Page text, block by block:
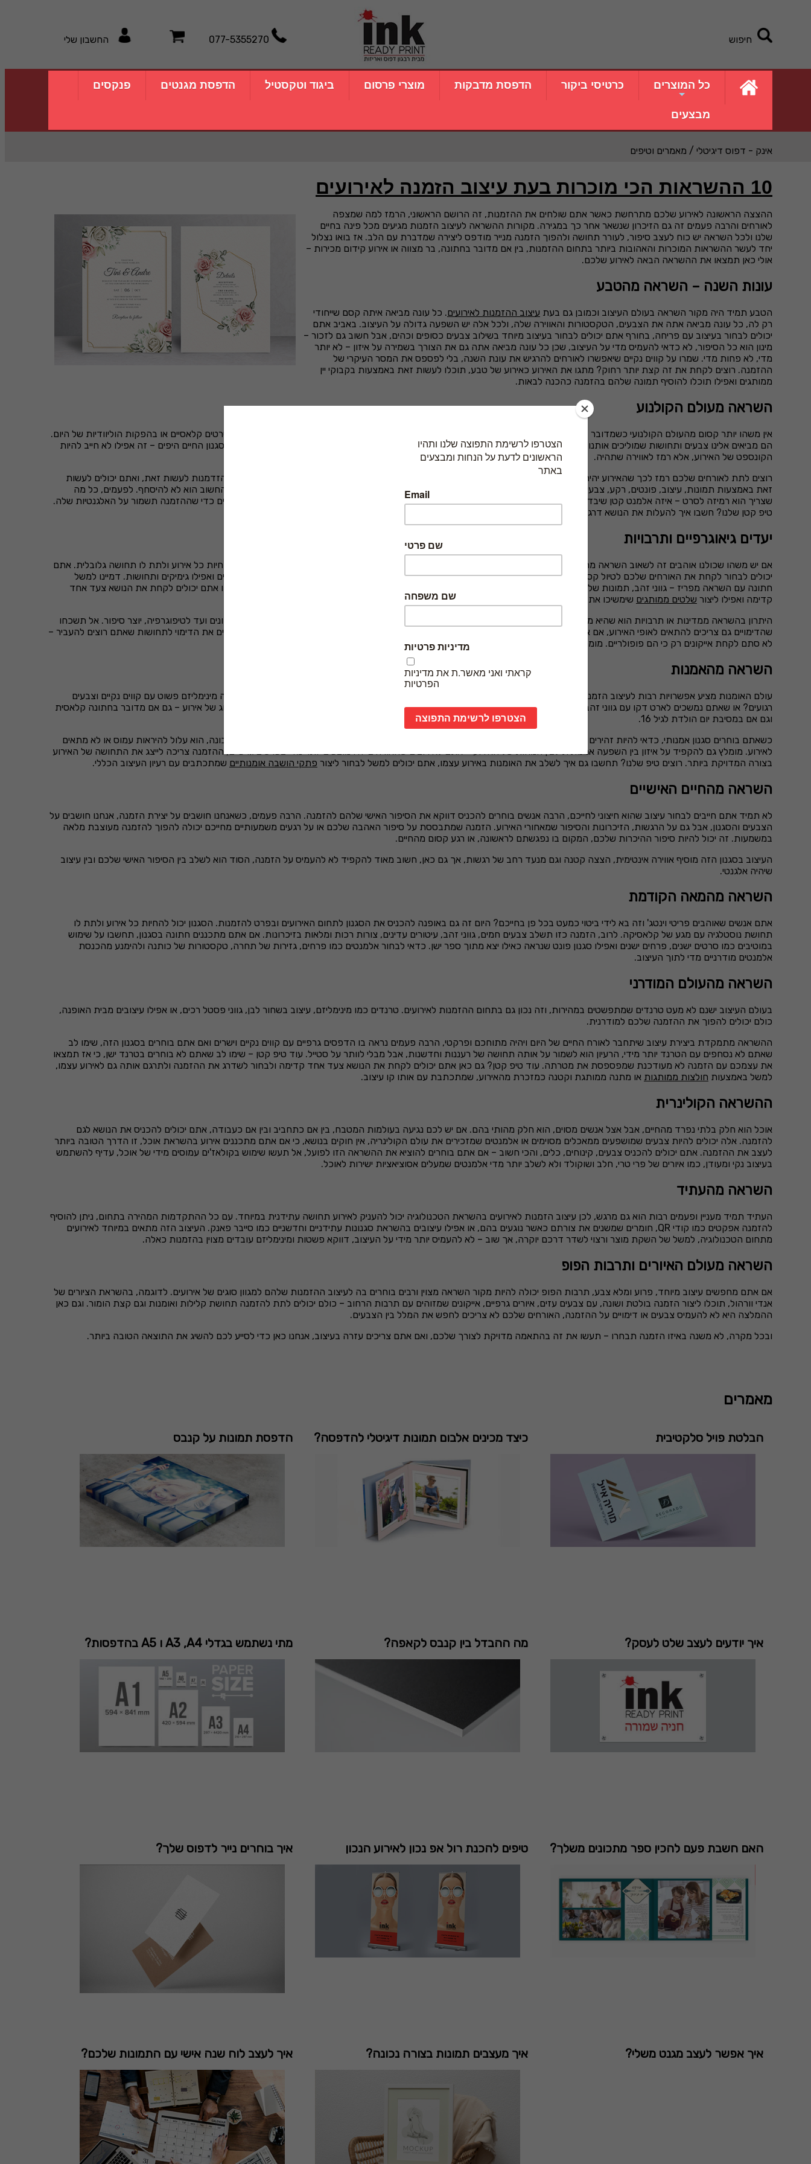
חיפוש 077-5355270 החשבון שלי
כל המוצרים כרטיסי ביקור הדפסת מדבקות מוצרי פרסום ביגוד וטקסטיל הדפסת מגנטים פנקסים
מבצעים
אינק - דפוס דיגיטלי / מאמרים וטיפים
10 ההשראות הכי מוכרות בעת עיצוב הזמנה לאירועים
ההצצה הראשונה לאירוע שלכם מתרחשת כאשר אתם שולחים את ההזמנות, זה הרושם הראשוני, הרמז למה שמצפה
לאורחים והרבה פעמים זה גם הזיכרון שנשאר אחר כך במגירה. מקורות ההשראה לעיצוב הזמנות מגיעים מכל פינה בחיים
שלנו ולכל השראה יש כוח לעצב סיפור, לעורר תחושה ולהפוך הזמנה מנייר מודפס ליצירה שמדברת עם הלב. אז בואו נצלול
יחד לעשר ההשראות המוכרות והאהובות ביותר בתחום ההזמנות, בין אם מדובר בחתונה, בר מצווה או אירוע קידום מכירות –
אולי כאן תמצאו את ההשראה הבאה לאירוע שלכם.
עונות השנה – השראה מהטבע
הטבע תמיד היה מקור השראה בעולם העיצוב וכמובן גם בעת עיצוב ההזמנות לאירועים. כל עונה מביאה איתה קסם שייחודי
רק לה, כל עונה מביאה אתה את הצבעים, הטקסטורות והאווירה שלה, ולכל אלה יש השפעה גדולה על העיצוב. באביב אתם
יכולים לבחור בעיצוב עם פריחה, בחורף אתם יכולים לבחור בעיצוב מיוחד בשילוב צבעים כסופים וכהים, אבל חשוב גם לזכור –
מינון הוא כל הסיפור, לא כדאי להעמיס מדי על העיצוב, שכן כל עונה מביאה אתה גם את הצורך בשמירה על איזון – לא יותר
מדי, לא פחות מדי. שמרו על קווים נקיים שיאפשרו לאורחים להרגיש את עונת השנה, בלי לפספס את המסר העיקרי של
ההזמנה. רוצים לקחת את זה קצת יותר רחוק? מתגו את האירוע כאירוע של טבע, תוכלו לעשות זאת באמצעות בקבוקי יין
ממותגים ואפילו תוכלו להוסיף תמונה שלהם בהזמנה כהכנה לבאות.
השראה מעולם הקולנוע
אין משהו יותר קסום מהעולם הקולנועי כשמדובר בהשראה לעיצוב הזמנה. הסרטים האהובים עלינו מציעים עולם עשיר של דימויים, בין אם מדובר בסרטים קלאסיים או בהפקות הוליוודיות של היום.
הם מביאים אלינו צבעים ותחושות שמוליכים אותנו ישר לאווירה של האירוע, רק דמיינו שאתם מתכננים חתונה בהשראת הסנדק, או אולי יום הולדת בסגנון החיים היפים – זה אפילו לא חייב להיות
הקונספט של האירוע, אלא רמז לאווירה שתהיה.
רוצים לתת לאורחים שלכם רמז לכך שהאירוע יהיה עם אווירה רומנטית במיוחד? רוצים לספק הצצה להפקה נוצצת במיוחד? עיצוב ההזמנה הוא ההזדמנות לעשות זאת, ואתם יכולים לעשות
זאת באמצעות תמונות, עיצוב, פונטים, רקע, צבעים ואפילו ציטוטים מפורסמים. ההזמנה עצמה יכולה להיות מעוצבת כמו כרטיס קולנוע, אך הדבר החשוב הוא לא להיסחף. לפעמים, כל מה
שצריך הוא רמיזה לסרט – איזה אלמנט קטן שיבדל את ההזמנה ולא מיתוג יתר של הסרט. שימו לב לא להעמיס, המינונים האלה צריכים להיות מדודים כדי שההזמנה תשמור על האלגנטיות שלה.
טיפ קטן שלנו? חשבו איך להעלות את הנושא דרגה גם באירוע עצמו, למשל עם תפריטים ממותגים שכוללים מנות בהשראת הסרט.
יעדים גיאוגרפיים ותרבויות
אם יש משהו שכולנו אוהבים זה לשאוב השראה מהמקומות המיוחדים בעולם – יש כל כך הרבה תרבויות קסומות, ועיצוב הזמנות בהשראתם יכול להחיות כל אירוע ולתת לו תחושה גלובלית. אתם
יכולים לבחור לקחת את האורחים שלכם לטיול קסום באיטליה, או אולי הזמנה שתקפיץ אותם ליפן, כל מקום יכול להציע אוצר שלם של עיצובים, צבעים ואפילו גימיקים ותחושות. דמיינו למשל
חתונה עם השראה מפריז – גווני זהב, תמונות של מגדל אייפל ואם זה גם בחורף אז אפשר להוסיף את זה באווירה, בצבעים ובגרפיקות. באירוע עצמו אתם יכולים לקחת את הנושא צעד אחד
קדימה ואפילו ליצור שלטים ממותגים שימשיכו את אותו קו העיצוב.
היתרון בהשראה ממדינות או תרבויות הוא שהיא מאפשרת לכם לקחת אלמנטים מהעולם ולהפוך אותם למשהו אישי, ככה שכל אלמנט בעיצוב, מהגוונים ועד לטיפוגרפיה, יוצר סיפור. אל תשכחו
שהדימויים גם צריכים להתאים לאופי האירוע, אם אתם בוחרים בהשראה מיפן, אל תלכו ישר על דימויים שקשורים לקישוטים סיניים. כדאי תמיד להתאים את הדימוי לתחושות שאתם רוצים להעביר –
לא סתם לקחת אייקונים רק כי הם פופולריים. מומלץ להתמקד במאפיינים ייחודיים כדי לשמור על עיצוב עשיר, אך לא עמוס.
השראה מהאמנות
עולם האומנות מציע אפשרויות רבות לעיצוב הזמנה עם אופי וייחודיות וגם אם לפעמים אנחנו לא שמים לכך לב, אנחנו תמיד עושים בו שימוש. האם זה מינימליזם פשוט עם קווים נקיים וצבעים
רגועים? או שאתם נמשכים לארט דקו עם גווני זהב ושחור ואלמנטים גיאומטריים? כל סגנון אומנות מציע עולם שלם של אפשרויות שמתאימות לכל סוג של אירוע – גם אם מדובר בחתונה קלאסית
וגם אם במסיבת יום הולדת לגיל 16.
כשאתם בוחרים סגנון אמנותי, כדאי להיות זהירים עם המינונים, עיצוב גרפי בהשראת אמנות יכול להיות דבר מדהים, אך אם הוא לא משולב בצורה נכונה, הוא עלול להיראות עמוס או לא מתאים
לאירוע. מומלץ גם להקפיד על איזון בין השפעה אמנותית לבין המהות של האירוע – אתם לא רוצים שהאורחים יהיו מוצפים יותר מדי בפרטים גרפיים, ההזמנה צריכה לייצג את התחושה של האירוע
בצורה המדויקת ביותר. רוצים טיפ שלנו? תחשבו גם איך לשלב את האומנות באירוע עצמו, אתם יכולים למשל לבחור ליצור פתקי הושבה אומנותיים שמתכתבים עם רעיון העיצוב הכללי.
השראה מהחיים האישיים
לא תמיד אתם חייבים לבחור עיצוב שהוא חיצוני לחייכם, הרבה אנשים בוחרים להכניס דווקא את הסיפור האישי שלהם להזמנה. הרבה פעמים, כשאנחנו חושבים על יצירת הזמנה, אנחנו חושבים על
הצבעים והסגנון, אבל גם על הרגשות, הזיכרונות והסיפור שמאחורי האירוע. הזמנה שמתבססת על סיפור האהבה שלכם או על רגעים משמעותיים מחייכם יכולה להפוך להזמנה מעוצבת מלאה
במשמעות. זה יכול להיות סיפור ההיכרות שלכם, המקום בו נפגשתם לראשונה, או רגע קסום מהחיים.
העיצוב בסגנון הזה מוסיף אווירה אינטימית, הצצה קטנה וגם מנעד רחב של רגשות, אך גם כאן, חשוב מאוד להקפיד לא להעמיס על הזמנה, הסוד הוא לשלב בין הסיפור האישי שלכם ובין עיצוב
שיהיה אלגנטי.
השראה מהמאה הקודמת
אתם אנשים שאוהבים פריטי וינטג' וזה בא לידי ביטוי כמעט בכל פן בחייכם? היום זה גם באופנה להכניס את הסגנון לתחום האירועים ובפרט להזמנות. הסגנון יכול להחיות כל אירוע ולתת לו
תחושת נוסטלגיה עם מגע של קלאסיקה. לרוב, הזמנה כזו תשלב צבעים חמים, גווני זהב, עיטורים עדינים, צורות רכות ומלאות בזיכרונות. אם אתם מתכננים חתונה בסגנון, תחשבו על שימוש
במוטיבים כמו סרטים ישנים, פרחים ישנים ואפילו סגנון פונט שנראה כאילו יצא מתוך ספר ישן. כדאי לבחור אלמנטים כמו פרחים, גזירות של תחרה, טקסטורות של כותנה ולהימנע מהכנסת
אלמנטים מודרניים מדי לתוך העיצוב.
השראה מהעולם המודרני
בעולם העיצוב ישנם לא מעט טרנדים שמתפשטים במהירות, וזה נכון גם בתחום ההזמנות לאירועים. טרנדים כמו מינימליזם, עיצוב בשחור לבן, גווני פסטל רכים, או אפילו עיצובים מבית האופנה,
כולם יכולים להפוך את ההזמנה שלכם למודרנית.
ההשראה מתמקדת ביצירת עיצוב שיתחבר לאורח החיים של היום ויהיה מתוחכם ופרקטי, הרבה פעמים נראה בו הדפסים גרפיים עם קווים נקיים וישרים ואם אתם בוחרים בסגנון הזה, שימו לב
שאתם לא נסחפים עם הטרנד יותר מידי, הרעיון הוא לשמור על אותה תחושה של רעננות וחדשנות, אבל מבלי לוותר על סטייל. עוד טיפ קטן – שימו לב שאתם לא בוחרים בטרנד ישן, כי אז תמצאו
את עצמכם עם הזמנה לא מעודכנת שמפספסת את מטרתה. עוד טיפ קטן? גם כאן אתם יכולים לקחת את הנושא צעד אחד קדימה ולבחור לשדרג את ההזמנה ולתרגם אותה גם לאירוע עצמו,
למשל באמצעות חולצות ממותגות או מתנה ממותגת וקטנה כמזכרת מהאירוע, שמתכתבת עם אותו קו עיצוב.
ההשראה הקולינרית
אוכל הוא חלק בלתי נפרד מהחיים, אבל אצל אנשים מסוים, הוא חלק מהותי בהם. אם יש לכם נגיעה בעולמות המטבח, בין אם כתחביב ובין אם כעבודה, אתם יכולים להכניס את הנושא לגם
להזמנה. אלה יכולים להיות צבעים שמושפעים ממאכלים מסוימים או אלמנטים שמזכירים את עולם הקולינריה, אין חוקים בנושא, כי אם אתם מתכננים אירוע בהשראת אוכל, זו הדרך הטובה ביותר
לעצב את ההזמנה. אתם יכולים להכניס צבעים, קינוחים, כלים, והכי חשוב – אם אתם בוחרים להוציא את ההשראה הזו לפועל, אל תעשו שימוש בקולאז'ים עמוסים מידי של אוכל, עדיף להשתמש
בעיצוב נקי ומעודן, כמו איורים של פרי טרי, חלב ושוקולד ולא לשלב יותר מדי אלמנטים שמעלים אסוציאציות ישירות לאוכל.
השראה מהעתיד
העתיד תמיד מעניין ופעמים רבות הוא גם מרגש, לכן עיצוב הזמנות לאירועים בהשראת הטכנולוגיה יכול להעניק לאירוע תחושה עתידנית במיוחד. עם כל ההתקדמות המהירה בתחום, ניתן להוסיף
להזמנה אפקטים כמו קודי QR, חומרים שמשנים את צורתם כאשר נוגעים בהם, או אפילו עיצובים בהשראת סגנונות עתידניים וחדשניים כמו סייבר פאנק. העיצוב הזה מתאים במיוחד לאירועים
מתחום הטכנולוגיה, למשל של השקת מוצר ורצוי לשדר דרכם יוקרה, אך שוב – לא להעמיס יותר מידי על העיצוב, דווקא פשטות ומינימליזם עובדים מצוין בהזמנות כאלה.
השראה מעולם האיורים ותרבות הפופ
אם אתם מחפשים עיצוב מיוחד, פרוע ומלא צבע, תרבות הפופ יכולה להיות מקור השראה מצוין ורבים בוחרים בה לעיצוב ההזמנות שלהם למגוון סוגים של אירועים. לדוגמה, בהשראת הציורים של
אנדי וורהול, תוכלו ליצור הזמנה בולטת ושונה, עם צבעים עזים, איורים גרפיים, אייקונים שמזוהים עם תרבות הרחוב – כולם יכולים לתת להזמנה תחושת קלילות ואומנות וגם קצת הומור. וגם כאן
ההמלצה היא לא להעמיס צבעים או דימויים על ההזמנה, האורחים שלכם לא צריכים לחפש את המלל בין הצבעים.
ובכל מקרה, לא משנה באיזו הזמנה תבחרו – תעשו את זה בהתאמה מדויקת לצורך שלכם, ואם אתם צריכים עזרה בעיצוב, אנחנו כאן כדי לסייע לכם להשיג את התוצאה הטובה ביותר.
מאמרים
הבלטת פויל סלקטיבית כיצד מכינים אלבום תמונות דיגיטלי להדפסה? הדפסת תמונות על קנבס
איך יודעים לעצב שלט לעסק? מה ההבדל בין קנבס לקאפה? מתי נשתמש בגדלי A3 ,A4 ו A5 בהדפסות?
האם חשבת פעם להכין ספר מתכונים משלך? טיפים להכנת רול אפ נכון לאירוע הנכון איך בוחרים נייר לדפוס שלך?
איך אפשר לעצב מגנט משלי? איך מעצבים תמונות בצורה נכונה? איך לעצב לוח שנה אישי עם התמונות שלכם?